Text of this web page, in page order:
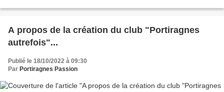
A propos de la création du club "Portiragnes
autrefois"...
Publié le 18/10/2022 à 09:30
Par Portiragnes Passion